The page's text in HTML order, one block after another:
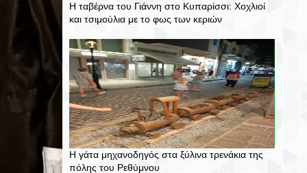
Η ταβέρνα του Γιάννη στο Κυπαρίσσι: Χοχλιοί
και τσιμούλια με το φως των κεριών
Η γάτα μηχανοδηγός στα ξύλινα τρενάκια της
πόλης του Ρεθύμνου